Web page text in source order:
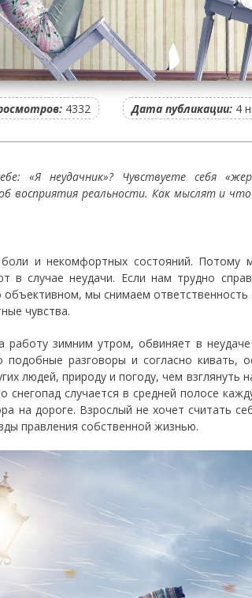
4332 Дата публикации: 4
«Я неудачник»? Чувствуете себя
восприятия реальности. Как мыслят и
боли и некомфортных состояний.
в случае неудачи. Если нам трудно
объективном, мы снимаем
чувства.
зимним утром, обвиняет в
подобные разговоры и согласно
людей, природу и погоду, чем взглянуть
снегопад случается в средней полосе
на дороге. Взрослый не хочет считать
правления собственной жизнью.